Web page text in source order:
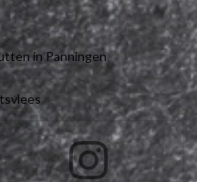
in Panningen